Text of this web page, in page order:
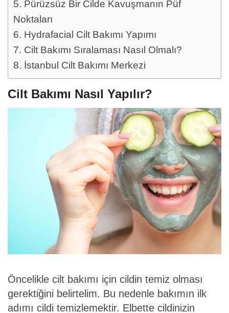
Pürüzsüz Bir Cilde Kavuşmanın Püf
Noktaları
Hydrafacial Cilt Bakımı Yapımı
Cilt Bakımı Sıralaması Nasıl Olmalı?
İstanbul Cilt Bakımı Merkezi
Cilt Bakımı Nasıl Yapılır?
Öncelikle cilt bakımı için cildin temiz olması
gerektiğini belirtelim. Bu nedenle bakımın ilk
adımı cildi temizlemektir. Elbette cildinizin